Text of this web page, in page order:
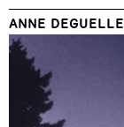
ANNE DEGUELLE